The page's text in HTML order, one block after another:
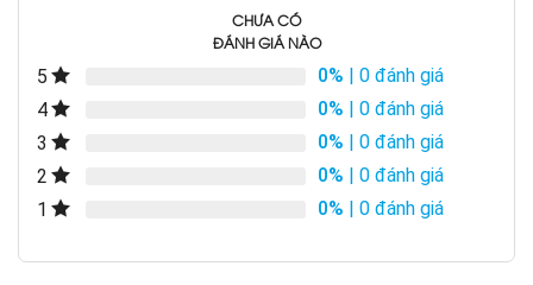
CHƯA CÓ
ĐÁNH GIÁ NÀO
5 0% | 0 đánh giá
4
0% | 0 đánh giá
3
0% | 0 đánh giá
2
0% | 0 đánh giá
1
0% | 0 đánh giá